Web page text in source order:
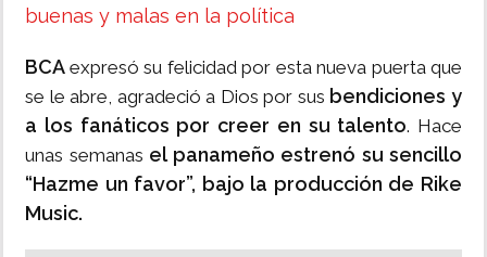
buenas y malas en la política
BCA expresó su felicidad por esta nueva puerta que
se le abre, agradeció a Dios por sus bendiciones y
a los fanáticos por creer en su talento. Hace
unas semanas el panameño estrenó su sencillo
“Hazme un favor”, bajo la producción de Rike
Music.